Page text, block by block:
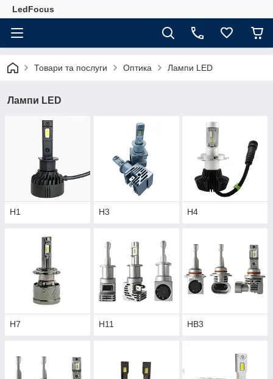
LedFocus
Товари та послуги Оптика Лампи LED
Лампи LED
Н1 H3 Н4
Н7 Н11 HB3